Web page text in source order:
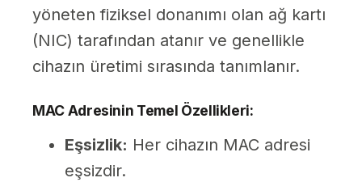
yöneten fiziksel donanımı olan ağ kartı
(NIC) tarafından atanır ve genellikle
cihazın üretimi sırasında tanımlanır.
MAC Adresinin Temel Özellikleri:
Eşsizlik: Her cihazın MAC adresi
eşsizdir.